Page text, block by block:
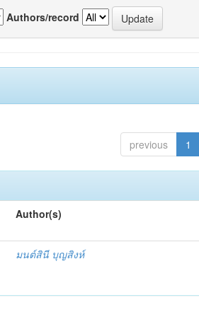
Authors/record
previous 1
Author(s)
มนต์สินี บุญสิงห์